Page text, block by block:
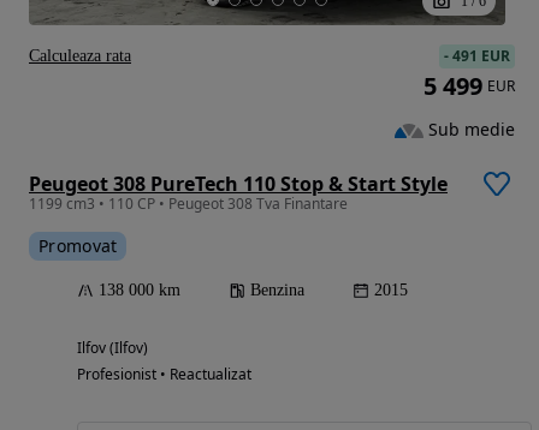
Peugeot 308 PureTech 110 Stop & Start Style
1199 cm3 • 110 CP • Peugeot 308 Tva Finantare
Promovat
138 000 km Benzina 2015
Ilfov (Ilfov)
Profesionist • Reactualizat
-491 EUR
5 499 EUR
Sub medie
Calculeaza rata